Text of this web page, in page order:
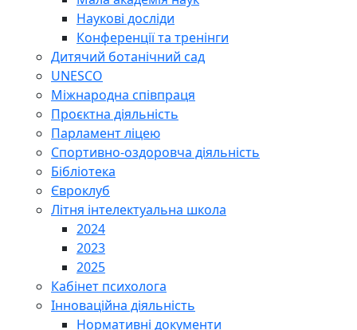
Наукові досліди
Конференції та тренінги
Дитячий ботанічний сад
UNESCO
Міжнародна співпраця
Проєктна діяльність
Парламент ліцею
Спортивно-оздоровча діяльність
Бібліотека
Євроклуб
Літня інтелектуальна школа
2024
2023
2025
Кабінет психолога
Інноваційна діяльність
Нормативні документи